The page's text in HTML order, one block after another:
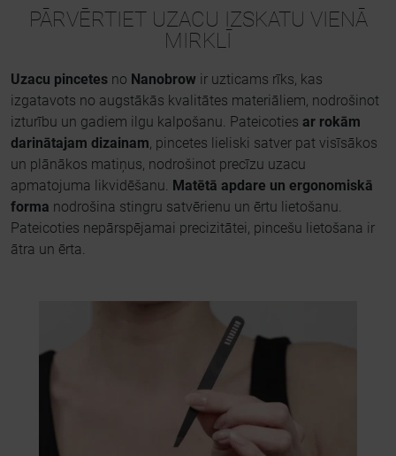
PĀRVĒRTIET UZACU IZSKATU VIENĀ
MIRKLĪ
Uzacu pincetes no Nanobrow ir uzticams rīks, kas
izgatavots no augstākās kvalitātes materiāliem, nodrošinot
izturību un gadiem ilgu kalpošanu. Pateicoties ar rokām
darinātajam dizainam, pincetes lieliski satver pat visīsākos
un plānākos matiņus, nodrošinot precīzu uzacu
apmatojuma likvidēšanu. Matētā apdare un ergonomiskā
forma nodrošina stingru satvērienu un ērtu lietošanu.
Pateicoties nepārspējamai precizitātei, pincešu lietošana ir
ātra un ērta.